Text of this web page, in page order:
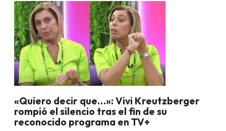
«Quiero decir que…»: Vivi Kreutzberger
rompió el silencio tras el fin de su
reconocido programa en TV+